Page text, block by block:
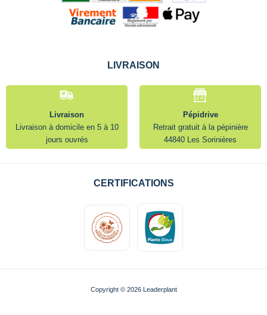
LIVRAISON
Livraison
Livraison à domicile en 5 à 10
jours ouvrés
Pépidrive
Retrait gratuit à la pépinière
44840 Les Sorinières
CERTIFICATIONS
Copyright © 2026 Leaderplant